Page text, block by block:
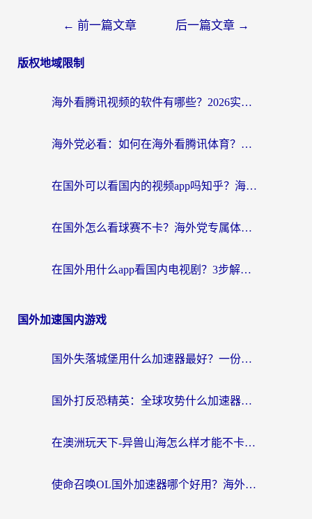
← 前一篇文章 后一篇文章 →
版权地域限制
海外看腾讯视频的软件有哪些？2026实测有效，留学生都在用的回国加速器指南
海外党必看：如何在海外看腾讯体育？解决赛事直播地区限制的终极指南
在国外可以看国内的视频app吗知乎？海外党亲测有效的追剧加速方案
在国外怎么看球赛不卡？海外党专属体育直播自由指南
在国外用什么app看国内电视剧？3步解决版权限制+卡顿难题
国外加速国内游戏
国外失落城堡用什么加速器最好？一份来自老玩家的真实指南
国外打反恐精英：全球攻势什么加速器好用？2026海外玩家国服游戏加速终极指南
在澳洲玩天下-异兽山海怎么样才能不卡？一份给南半球玩家的自救指南
使命召唤OL国外加速器哪个好用？海外玩家亲测的国服游戏加速终极指南